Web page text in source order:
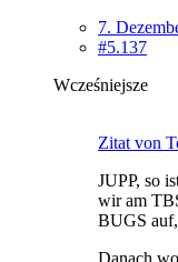
7.
#5.137
Wcześniejsze
Zitat von
JUPP, so
wir am
BUGS
Danach